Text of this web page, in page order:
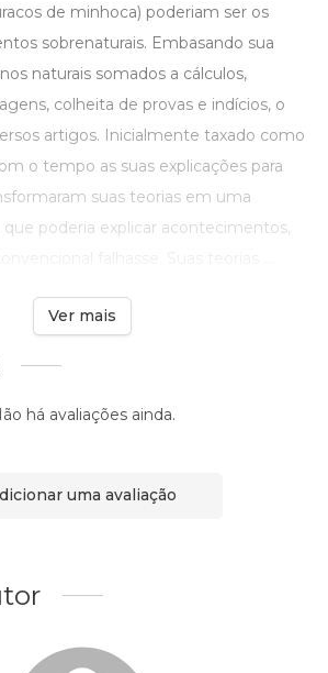
de minhoca) poderiam ser os
sobrenaturais. Embasando sua
naturais somados a cálculos,
colheita de provas e indícios, o
artigos. Inicialmente taxado como
o tempo as suas explicações para
suas teorias em uma
que poderia explicar acontecimentos,
Ver mais
há avaliações ainda.
uma avaliação